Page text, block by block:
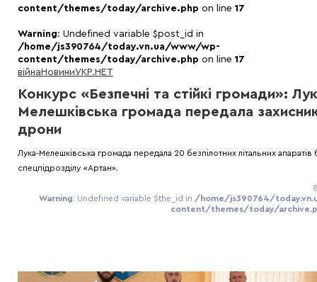
content/themes/today/archive.php on line 17
Warning: Undefined variable $post_id in
/home/js390764/today.vn.ua/www/wp-
content/themes/today/archive.php on line 17
війна НовиниУКР.НЕТ
Конкурс «Безпечні та стійкі громади»:
Мелешківська громада передала
дрони
Лука-Мелешківська громада передала 20 безпілотних літальних апаратів
спецпідрозділу «Артан».
Warning: Undefined variable $the_id in /home/js390764/
content/themes/today/